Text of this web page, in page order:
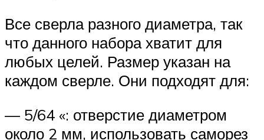
Все сверла разного диаметра, так
что данного набора хватит для
любых целей. Размер указан на
каждом сверле. Они подходят для:
— 5/64 «: отверстие диаметром
около 2 мм, использовать саморез